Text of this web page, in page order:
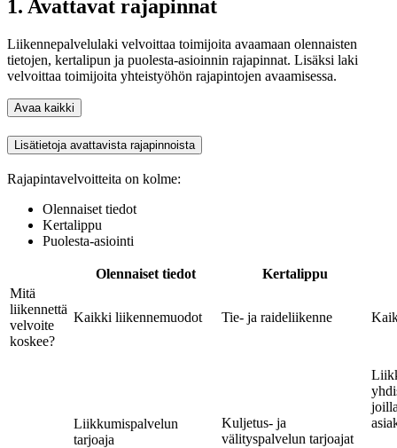
1. Avattavat rajapinnat
Liikennepalvelulaki velvoittaa toimijoita avaamaan olennaisten
tietojen, kertalipun ja puolesta-asioinnin rajapinnat. Lisäksi laki
velvoittaa toimijoita yhteistyöhön rajapintojen avaamisessa.
Avaa kaikki
Lisätietoja avattavista rajapinnoista
Rajapintavelvoitteita on kolme:
Olennaiset tiedot
Kertalippu
Puolesta-asiointi
Olennaiset tiedot
Kertalippu
Mitä
liikennettä
velvoite
koskee?
Kaikki liikennemuodot Tie- ja raideliikenne
Liikkumispalvelun
tarjoaja
Kuljetus- ja
välityspalvelun tarjoajat